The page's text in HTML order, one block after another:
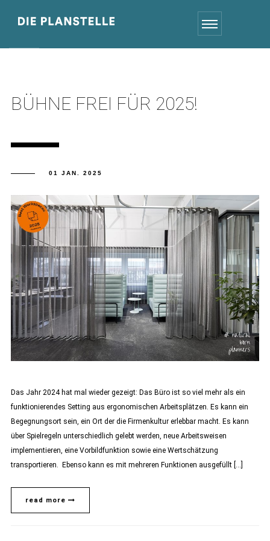
BÜHNE FREI FÜR 2025!
01 JAN. 2025
Das Jahr 2024 hat mal wieder gezeigt: Das Büro ist so viel mehr als ein
funktionierendes Setting aus ergonomischen Arbeitsplätzen. Es kann ein
Begegnungsort sein, ein Ort der die Firmenkultur erlebbar macht. Es kann
über Spielregeln unterschiedlich gelebt werden, neue Arbeitsweisen
implementieren, eine Vorbildfunktion sowie eine Wertschätzung
transportieren. Ebenso kann es mit mehreren Funktionen ausgefüllt […]
read more